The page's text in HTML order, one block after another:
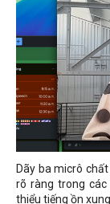
Dãy ba micrô
rõ ràng trong
thiểu tiếng ồn